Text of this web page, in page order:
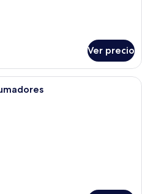
Ver precio
Una habitación de hotel con cama,